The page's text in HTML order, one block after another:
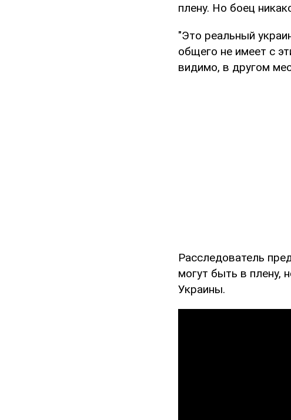
плену. Но боец
"Это реальный
общего не имеет с
видимо, в другом
Расследователь
могут быть в плену,
Украины.